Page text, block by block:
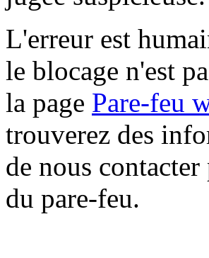
L'erreur est
le blocage n'est
la page Pare-feu
trouverez des
de nous
du pare-feu.